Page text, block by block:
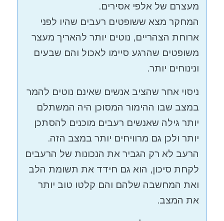
מעצרם של אלפי אסירים.
המחקר מצא ששופטים רעבים שהיו לפני
ארוחת הצהריים, נוטים יותר להאריך מעצר
משופטים שהרגע סיימו לאכול והם שבעים
ונינוחים יותר.
ניסוי אחר שהציב אנשים שאינם נוטים להמר
במצב שבו ההימור המסוכן היה המשתלם
יותר גילה שאנשים רעבים מוכנים להסתכן
יותר ולכן גם מרוויחים יותר במצב הזה.
הרעב לא רק הגביר את הנכונות של הרעבים
לקחת סיכון, הוא גם חידד את תשומת הלב
ואת המחשבה שלהם והם קלטו טוב יותר
את המצב.